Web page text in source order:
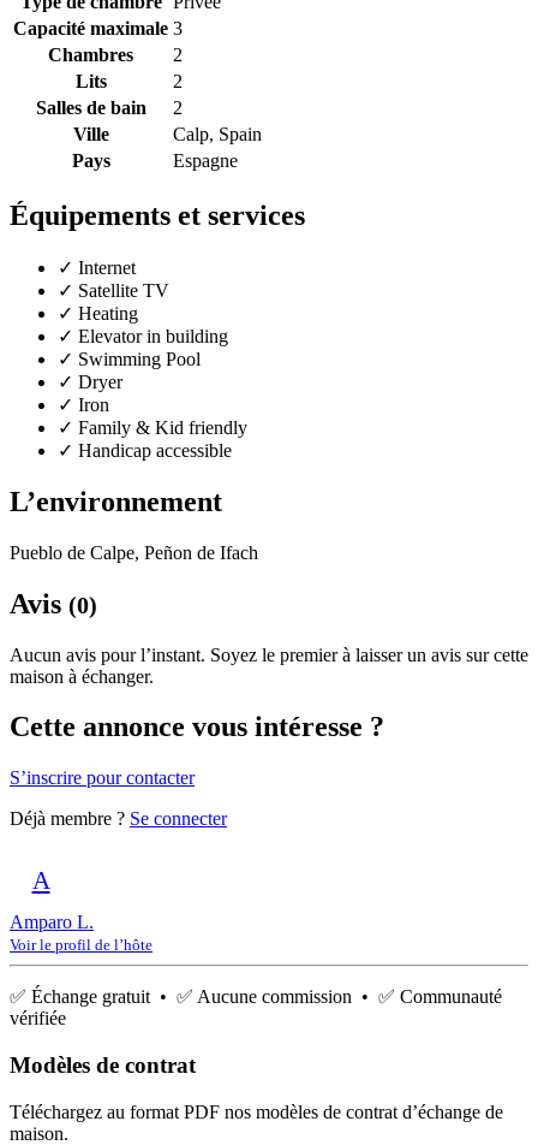
Capacité maximale 3
Chambres
2
Lits
2
Salles de bain
2
Ville
Calp, Spain
Pays
Espagne
Équipements et services
✓ Internet
✓ Satellite TV
✓ Heating
✓ Elevator in building
✓ Swimming Pool
✓ Dryer
✓ Iron
✓ Family & Kid friendly
✓ Handicap accessible
L’environnement
Pueblo de Calpe, Peñon de Ifach
Avis (0)
Aucun avis pour l’instant. Soyez le premier à laisser un avis sur cette
maison à échanger.
Cette annonce vous intéresse ?
S’inscrire pour contacter
Déjà membre ? Se connecter
A
Amparo L.
Voir le profil de l’hôte
✅ Échange gratuit • ✅ Aucune commission • ✅ Communauté
vérifiée
Modèles de contrat
Téléchargez au format PDF nos modèles de contrat d’échange de
maison.